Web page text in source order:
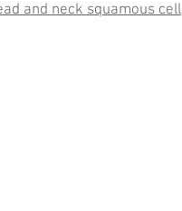
and neck squamous cell